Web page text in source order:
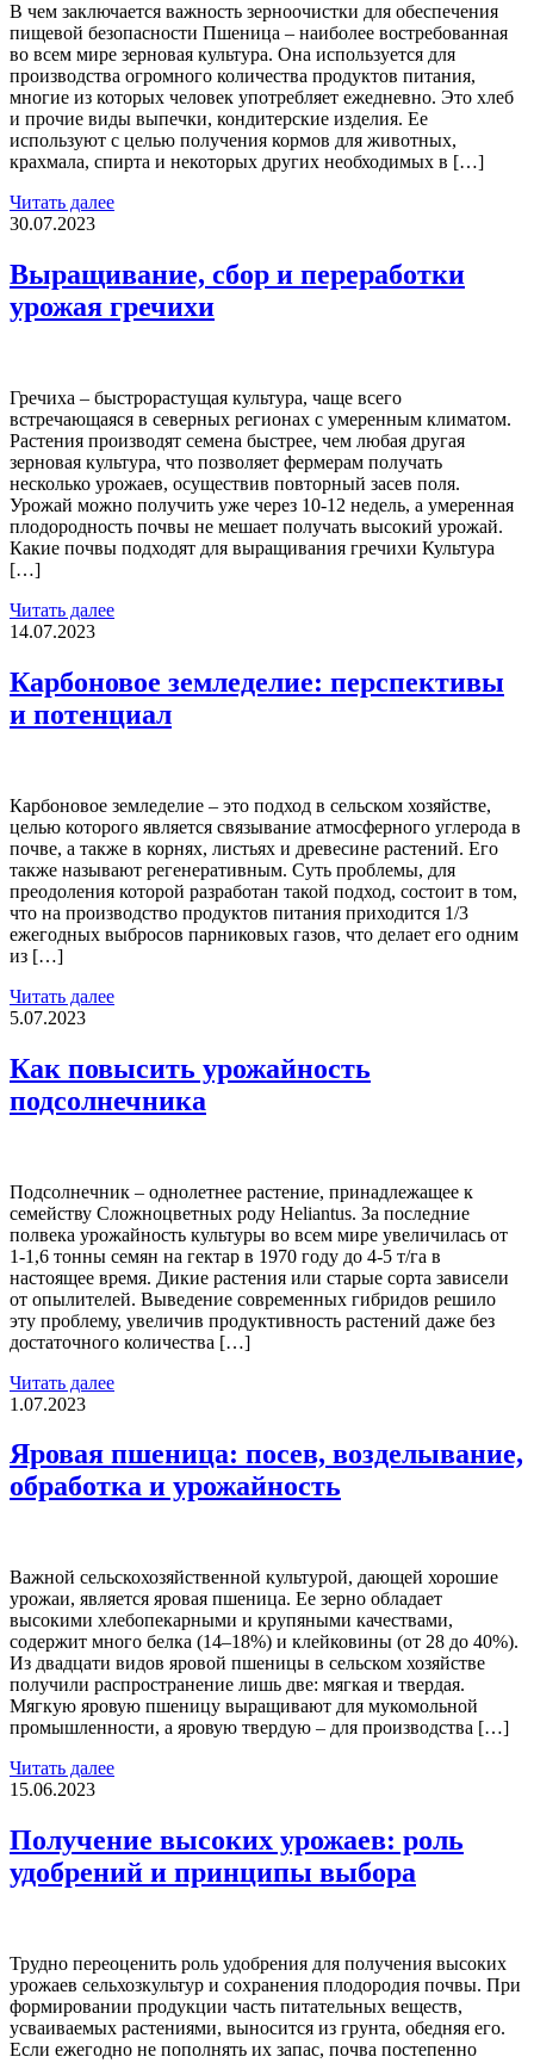
В чем заключается важность зерноочистки для обеспечения
пищевой безопасности Пшеница – наиболее востребованная
во всем мире зерновая культура. Она используется для
производства огромного количества продуктов питания,
многие из которых человек употребляет ежедневно. Это хлеб
и прочие виды выпечки, кондитерские изделия. Ее
используют с целью получения кормов для животных,
крахмала, спирта и некоторых других необходимых в […]
Читать далее
30.07.2023
Выращивание, сбор и переработки
урожая гречихи
Гречиха – быстрорастущая культура, чаще всего
встречающаяся в северных регионах с умеренным климатом.
Растения производят семена быстрее, чем любая другая
зерновая культура, что позволяет фермерам получать
несколько урожаев, осуществив повторный засев поля.
Урожай можно получить уже через 10-12 недель, а умеренная
плодородность почвы не мешает получать высокий урожай.
Какие почвы подходят для выращивания гречихи Культура
[…]
Читать далее
14.07.2023
Карбоновое земледелие: перспективы
и потенциал
Карбоновое земледелие – это подход в сельском хозяйстве,
целью которого является связывание атмосферного углерода в
почве, а также в корнях, листьях и древесине растений. Его
также называют регенеративным. Суть проблемы, для
преодоления которой разработан такой подход, состоит в том,
что на производство продуктов питания приходится 1/3
ежегодных выбросов парниковых газов, что делает его одним
из […]
Читать далее
5.07.2023
Как повысить урожайность
подсолнечника
Подсолнечник – однолетнее растение, принадлежащее к
семейству Сложноцветных роду Heliantus. За последние
полвека урожайность культуры во всем мире увеличилась от
1-1,6 тонны семян на гектар в 1970 году до 4-5 т/га в
настоящее время. Дикие растения или старые сорта зависели
от опылителей. Выведение современных гибридов решило
эту проблему, увеличив продуктивность растений даже без
достаточного количества […]
Читать далее
1.07.2023
Яровая пшеница: посев, возделывание,
обработка и урожайность
Важной сельскохозяйственной культурой, дающей хорошие
урожаи, является яровая пшеница. Ее зерно обладает
высокими хлебопекарными и крупяными качествами,
содержит много белка (14–18%) и клейковины (от 28 до 40%).
Из двадцати видов яровой пшеницы в сельском хозяйстве
получили распространение лишь две: мягкая и твердая.
Мягкую яровую пшеницу выращивают для мукомольной
промышленности, а яровую твердую – для производства […]
Читать далее
15.06.2023
Получение высоких урожаев: роль
удобрений и принципы выбора
Трудно переоценить роль удобрения для получения высоких
урожаев сельхозкультур и сохранения плодородия почвы. При
формировании продукции часть питательных веществ,
усваиваемых растениями, выносится из грунта, обедняя его.
Если ежегодно не пополнять их запас, почва постепенно